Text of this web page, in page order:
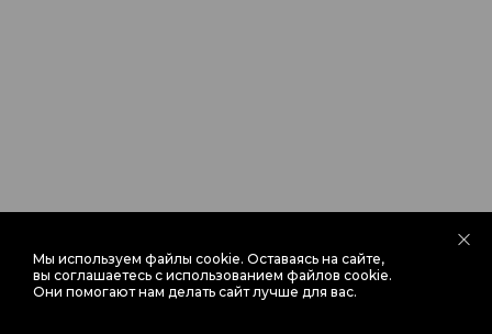
Мы используем файлы cookie. Оставаясь на сайте,
вы соглашаетесь с использованием файлов cookie.
Они помогают нам делать сайт лучше для вас.